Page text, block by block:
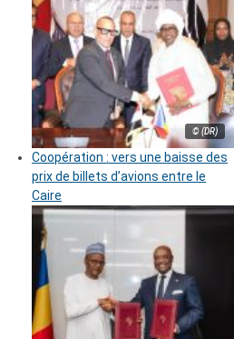
© (DR)
Coopération : vers une baisse des
prix de billets d’avions entre le
Caire